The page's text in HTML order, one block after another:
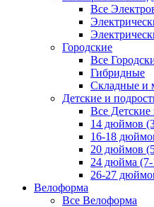
Все
Городские
Все
Гибридные
Складные и
Детские и
Все Детские
14 дюймов
16-18
20 дюймов
24 дюйма (7-
26-27
Велоформа
Все Велоформа